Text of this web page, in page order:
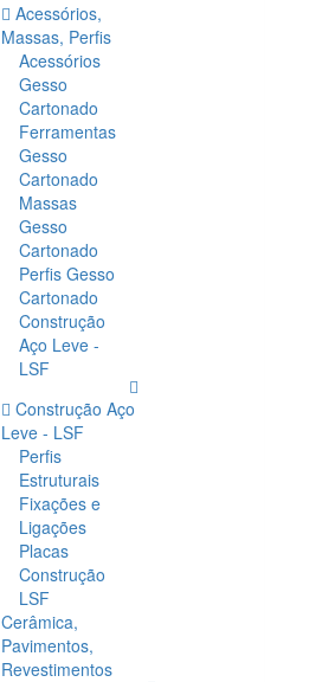
Acessórios,
Massas, Perfis
Acessórios
Gesso
Cartonado
Ferramentas
Gesso
Cartonado
Massas
Gesso
Cartonado
Perfis Gesso
Cartonado
Construção
Aço Leve -
LSF
Construção Aço
Leve - LSF
Perfis
Estruturais
Fixações e
Ligações
Placas
Construção
LSF
Cerâmica,
Pavimentos,
Revestimentos